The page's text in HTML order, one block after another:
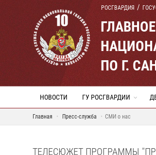
РОСГВАРДИЯ
ПО Г.
НОВОСТИ ГУ РОСГВАРДИИ
Главная Пресс-служба СМИ о нас
ТЕЛЕСЮЖЕТ ПРОГРАММЫ